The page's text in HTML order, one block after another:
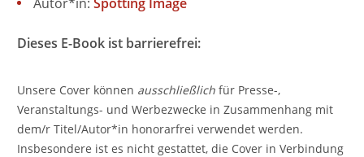
Dieses E-Book ist barrierefrei:
Unsere Cover können ausschließlichfür Presse-,
Veranstaltungs- und Werbezwecke in Zusammenhang mit
dem/r Titel/Autor*in honorarfrei verwendet werden.
Insbesondere ist es nicht gestattet, die Cover in Verbindung